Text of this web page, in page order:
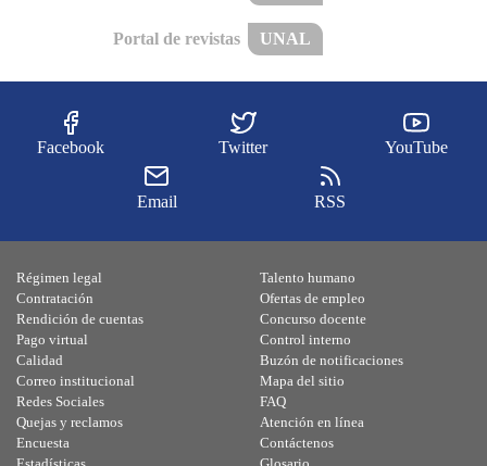
Portal de revistas UNAL
Facebook Twitter YouTube
Email RSS
Régimen legal
Contratación
Rendición de cuentas
Pago virtual
Calidad
Talento humano
Ofertas de empleo
Concurso docente
Control interno
Buzón de notificaciones
Correo institucional
Redes Sociales
Quejas y reclamos
Encuesta
Mapa del sitio
FAQ
Atención en línea
Contáctenos